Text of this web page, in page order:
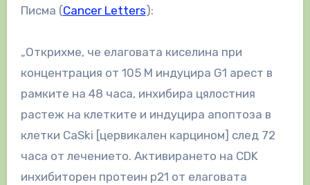
Писма (Cancer Letters):
„Открихме, че елаговата киселина при
концентрация от 105 М индуцира G1 арест в
рамките на 48 часа, инхибира цялостния
растеж на клетките и индуцира апоптоза в
клетки CaSki [цервикален карцином] след 72
часа от лечението. Активирането на CDK
инхибиторен протеин р21 от елаговата